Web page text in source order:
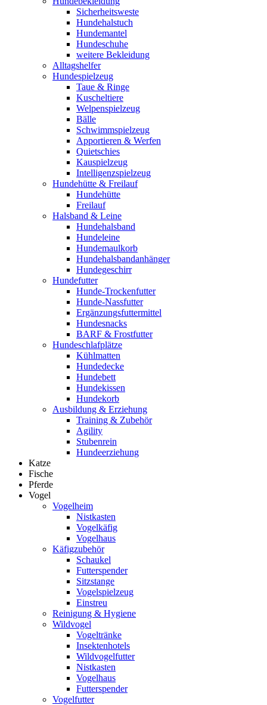
Sicherheitsweste
Hundehalstuch
Hundemantel
Hundeschuhe
weitere Bekleidung
Alltagshelfer
Hundespielzeug
Taue & Ringe
Kuscheltiere
Welpenspielzeug
Bälle
Schwimmspielzeug
Apportieren & Werfen
Quietschies
Kauspielzeug
Intelligenzspielzeug
Hundehütte & Freilauf
Hundehütte
Freilauf
Halsband & Leine
Hundehalsband
Hundeleine
Hundemaulkorb
Hundehalsbandanhänger
Hundegeschirr
Hundefutter
Hunde-Trockenfutter
Hunde-Nassfutter
Ergänzungsfuttermittel
Hundesnacks
BARF & Frostfutter
Hundeschlafplätze
Kühlmatten
Hundedecke
Hundebett
Hundekissen
Hundekorb
Ausbildung & Erziehung
Training & Zubehör
Agility
Stubenrein
Hundeerziehung
Katze
Fische
Pferde
Vogel
Vogelheim
Nistkasten
Vogelkäfig
Vogelhaus
Käfigzubehör
Schaukel
Futterspender
Sitzstange
Vogelspielzeug
Einstreu
Reinigung & Hygiene
Wildvogel
Vogeltränke
Insektenhotels
Wildvogelfutter
Nistkasten
Vogelhaus
Futterspender
Vogelfutter